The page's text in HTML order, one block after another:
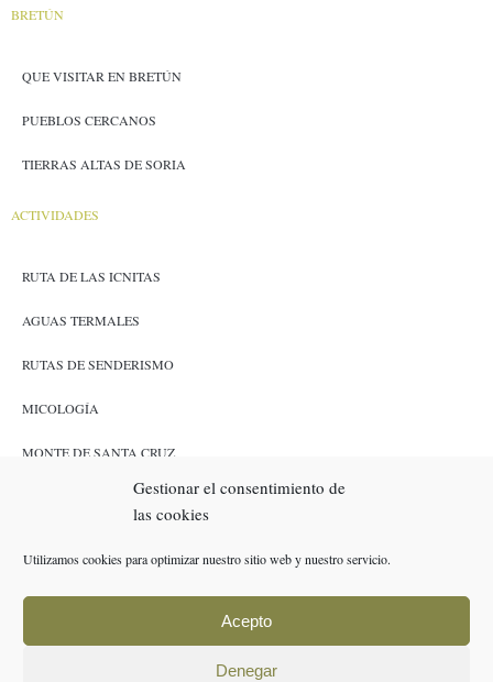
Gestionar el consentimiento de
las cookies
Utilizamos cookies para optimizar nuestro sitio web y nuestro servicio.
Acepto
Denegar
BRETÚN
QUE VISITAR EN BRETÚN
PUEBLOS CERCANOS
TIERRAS ALTAS DE SORIA
ACTIVIDADES
RUTA DE LAS ICNITAS
AGUAS TERMALES
RUTAS DE SENDERISMO
MICOLOGÍA
MONTE DE SANTA CRUZ